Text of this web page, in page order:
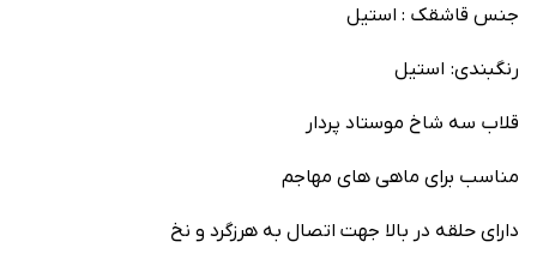
جنس قاشقک : استیل
رنگبندی: استیل
قلاب سه شاخ موستاد پردار
مناسب برای ماهی های مهاجم
دارای حلقه در بالا جهت اتصال به هرزگرد و نخ